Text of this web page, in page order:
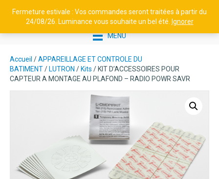
Fermeture estivale : Vos commandes seront traitées à partir du
24/08/26. Luminance vous souhaite un bel été.
Ignorer
COMBIX – LUMINAIRE LED SUR
PIED SOLAIRE & H.P
BLUETOOTH 401030
MENU
Accueil /APPAREILLAGE ET CONTROLE DU
BATIMENT/ LUTRON / Kits / KIT D’ACCESSOIRES POUR
CAPTEUR A MONTAGE AU PLAFOND – RADIO POWR SAVR